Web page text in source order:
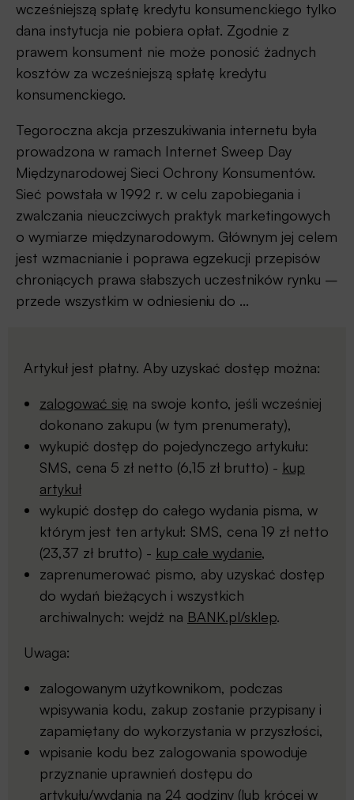
wcześniejszą spłatę kredytu konsumenckiego tylko
dana instytucja nie pobiera opłat. Zgodnie z
prawem konsument nie może ponosić żadnych
kosztów za wcześniejszą spłatę kredytu
konsumenckiego.
Tegoroczna akcja przeszukiwania internetu była
prowadzona w ramach Internet Sweep Day
Międzynarodowej Sieci Ochrony Konsumentów.
Sieć powstała w 1992 r. w celu zapobiegania i
zwalczania nieuczciwych praktyk marketingowych
o wymiarze międzynarodowym. Głównym jej celem
jest wzmacnianie i poprawa egzekucji przepisów
chroniących prawa słabszych uczestników rynku –
przede wszystkim w odniesieniu do ...
Artykuł jest płatny. Aby uzyskać dostęp można:
zalogować się na swoje konto, jeśli wcześniej
dokonano zakupu (w tym prenumeraty),
wykupić dostęp do pojedynczego artykułu:
SMS, cena 5 zł netto (6,15 zł brutto) - kup
artykuł
wykupić dostęp do całego wydania pisma, w
którym jest ten artykuł: SMS, cena 19 zł netto
(23,37 zł brutto) - kup całe wydanie,
zaprenumerować pismo, aby uzyskać dostęp
do wydań bieżących i wszystkich
archiwalnych: wejdź na BANK.pl/sklep.
Uwaga:
zalogowanym użytkownikom, podczas
wpisywania kodu, zakup zostanie przypisany i
zapamiętany do wykorzystania w przyszłości,
wpisanie kodu bez zalogowania spowoduje
przyznanie uprawnień dostępu do
artykułu/wydania na 24 godziny (lub krócej w